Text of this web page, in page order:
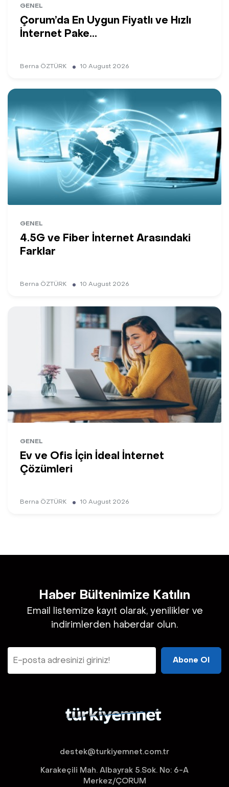
GENEL
Çorum’da En Uygun Fiyatlı ve Hızlı
İnternet Pake...
Berna ÖZTÜRK 10 August 2026
GENEL
4.5G ve Fiber İnternet Arasındaki
Farklar
Berna ÖZTÜRK 10 August 2026
GENEL
Ev ve Ofis İçin İdeal İnternet
Çözümleri
Berna ÖZTÜRK 10 August 2026
Haber Bültenimize Katılın
Email listemize kayıt olarak, yenilikler ve
indirimlerden haberdar olun.
Abone Ol
destek@turkiyemnet.com.tr
Karakeçili Mah. Albayrak 5.Sok. No: 6-A
Merkez/ÇORUM